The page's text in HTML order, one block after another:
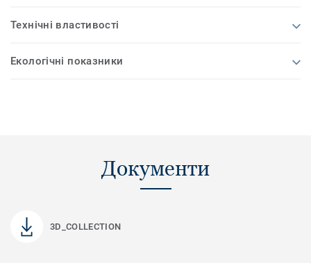
Технічні властивості
Екологічні показники
Документи
3D_COLLECTION